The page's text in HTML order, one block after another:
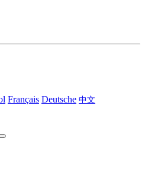
Français Deutsche 中文